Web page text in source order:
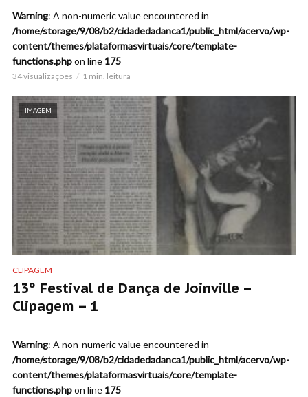
Warning: A non-numeric value encountered in
/home/storage/9/08/b2/cidadedadanca1/public_html/acervo/wp-
content/themes/plataformasvirtuais/core/template-
functions.phpon line 175
34 visualizações 1 min. leitura
IMAGEM
CLIPAGEM
13º Festival de Dança de Joinville –
Clipagem – 1
Warning: A non-numeric value encountered in
/home/storage/9/08/b2/cidadedadanca1/public_html/acervo/wp-
content/themes/plataformasvirtuais/core/template-
functions.phpon line 175